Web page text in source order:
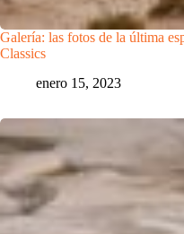
Galería: las fotos de la última
Classics
enero 15, 2023